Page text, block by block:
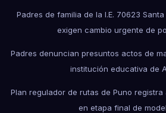
Padres de familia de la I.E. 70623
exigen cambio urgente de
Padres denuncian presuntos actos de
institución educativa de
Plan regulador de rutas de Puno
en etapa final de